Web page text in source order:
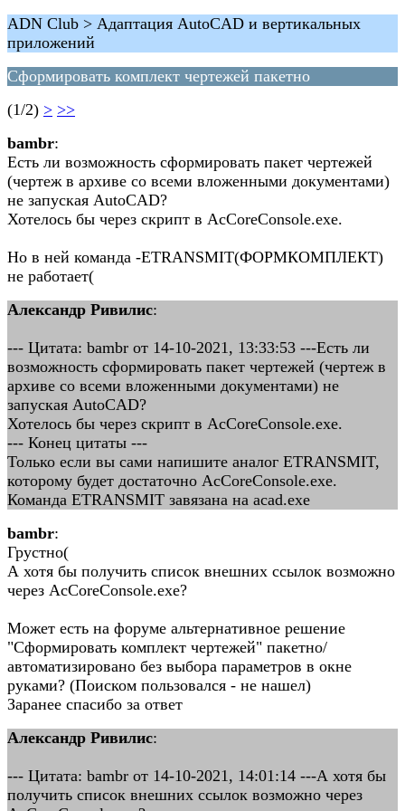
ADN Club > Адаптация AutoCAD и вертикальных
приложений
Сформировать комплект чертежей пакетно
(1/2) > >>
bambr:
Есть ли возможность сформировать пакет чертежей
(чертеж в архиве со всеми вложенными документами)
не запуская AutoCAD?
Хотелось бы через скрипт в AcCoreConsole.exe.
Но в ней команда -ETRANSMIT(ФОРМКОМПЛЕКТ)
не работает(
Александр Ривилис:
--- Цитата: bambr от 14-10-2021, 13:33:53 ---Есть ли
возможность сформировать пакет чертежей (чертеж в
архиве со всеми вложенными документами) не
запуская AutoCAD?
Хотелось бы через скрипт в AcCoreConsole.exe.
--- Конец цитаты ---
Только если вы сами напишите аналог ETRANSMIT,
которому будет достаточно AcCoreConsole.exe.
Команда ETRANSMIT завязана на acad.exe
bambr:
Грустно(
А хотя бы получить список внешних ссылок возможно
через AcCoreConsole.exe?
Может есть на форуме альтернативное решение
"Сформировать комплект чертежей" пакетно/
автоматизировано без выбора параметров в окне
руками? (Поиском пользовался - не нашел)
Заранее спасибо за ответ
Александр Ривилис:
--- Цитата: bambr от 14-10-2021, 14:01:14 ---А хотя бы
получить список внешних ссылок возможно через